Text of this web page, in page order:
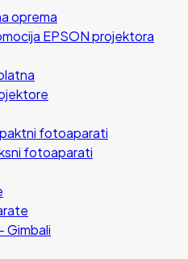
oprema
EPSON projektora
fotoaparati
fotoaparati
Gimbali